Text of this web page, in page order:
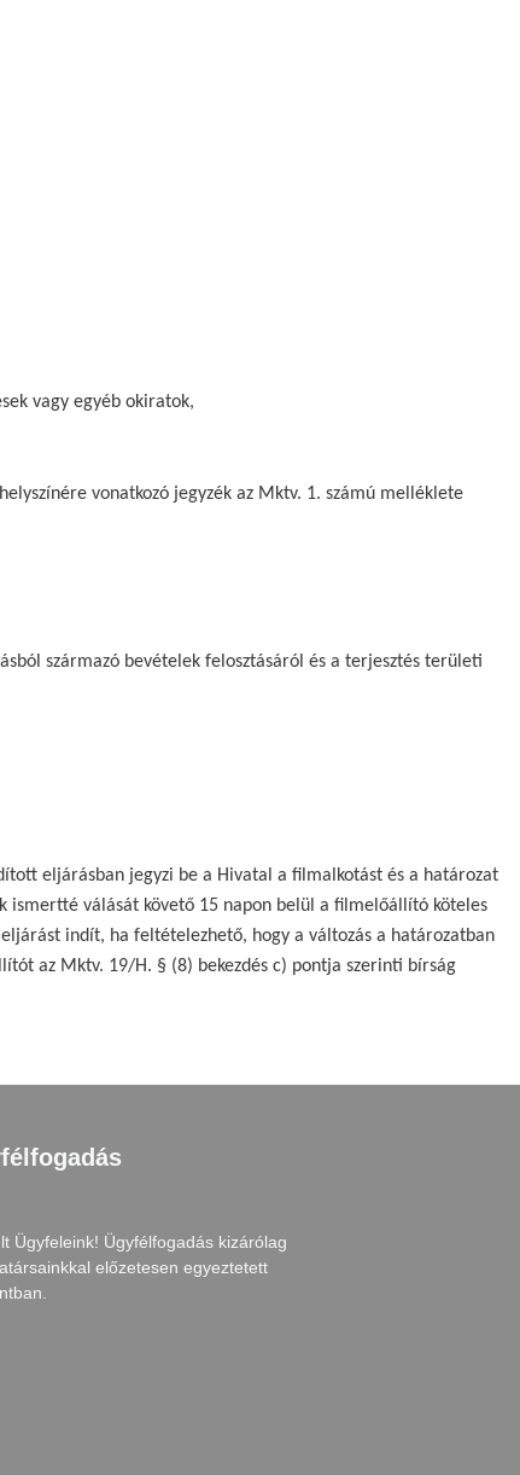
vagy egyéb okiratok,
vonatkozó jegyzék az Mktv. 1. számú melléklete
származó bevételek felosztásáról és a terjesztés területi
eljárásban jegyzi be a Hivatal a filmalkotást és a határozat
ismertté válását követő 15 napon belül a filmelőállító köteles
indít, ha feltételezhető, hogy a változás a határozatban
az Mktv. 19/H. § (8) bekezdés c) pontja szerinti bírság
Ügyfeleink! Ügyfélfogadás kizárólag
előzetesen egyeztetett